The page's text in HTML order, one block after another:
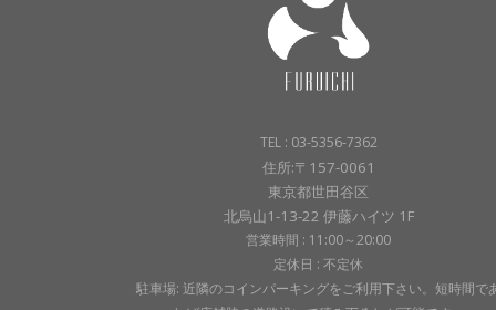
TEL : 03-5356-7362
住所:〒157-0061
東京都世田谷区
北烏山1-13-22 伊藤ハイツ 1F
営業時間 : 11:00～20:00
定休日 : 不定休
駐車場: 近隣のコインパーキングをご利用下さい。短時間で